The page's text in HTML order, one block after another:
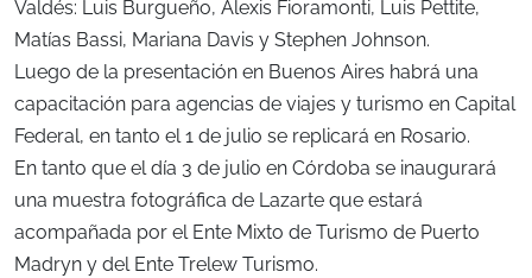
Valdés: Luis Burgueño, Alexis Fioramonti, Luis Pettite,
Matías Bassi, Mariana Davis y Stephen Johnson.
Luego de la presentación en Buenos Aires habrá una
capacitación para agencias de viajes y turismo en Capital
Federal, en tanto el 1 de julio se replicará en Rosario.
En tanto que el día 3 de julio en Córdoba se inaugurará
una muestra fotográfica de Lazarte que estará
acompañada por el Ente Mixto de Turismo de Puerto
Madryn y del Ente Trelew Turismo.